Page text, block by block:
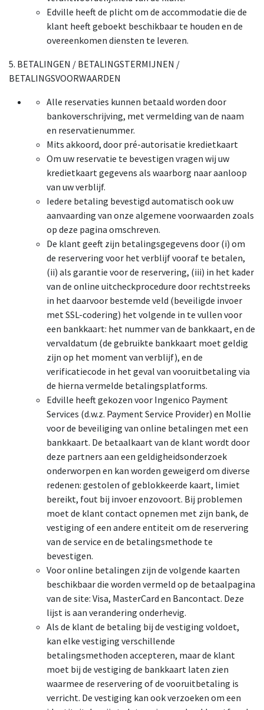
Edville heeft de plicht om de accommodatie die de
klant heeft geboekt beschikbaar te houden en de
overeenkomen diensten te leveren.
5. BETALINGEN / BETALINGSTERMIJNEN /
BETALINGSVOORWAARDEN
Alle reservaties kunnen betaald worden door
bankoverschrijving, met vermelding van de naam
en reservatienummer.
Mits akkoord, door pré-autorisatie kredietkaart
Om uw reservatie te bevestigen vragen wij uw
kredietkaart gegevens als waarborg naar aanloop
van uw verblijf.
Iedere betaling bevestigd automatisch ook uw
aanvaarding van onze algemene voorwaarden zoals
op deze pagina omschreven.
De klant geeft zijn betalingsgegevens door (i) om
de reservering voor het verblijf vooraf te betalen,
(ii) als garantie voor de reservering, (iii) in het kader
van de online uitcheckprocedure door rechtstreeks
in het daarvoor bestemde veld (beveiligde invoer
met SSL-codering) het volgende in te vullen voor
een bankkaart: het nummer van de bankkaart, en de
vervaldatum (de gebruikte bankkaart moet geldig
zijn op het moment van verblijf), en de
verificatiecode in het geval van vooruitbetaling via
de hierna vermelde betalingsplatforms.
Edville heeft gekozen voor Ingenico Payment
Services (d.w.z. Payment Service Provider) en Mollie
voor de beveiliging van online betalingen met een
bankkaart. De betaalkaart van de klant wordt door
deze partners aan een geldigheidsonderzoek
onderworpen en kan worden geweigerd om diverse
redenen: gestolen of geblokkeerde kaart, limiet
bereikt, fout bij invoer enzovoort. Bij problemen
moet de klant contact opnemen met zijn bank, de
vestiging of een andere entiteit om de reservering
van de service en de betalingsmethode te
bevestigen.
Voor online betalingen zijn de volgende kaarten
beschikbaar die worden vermeld op de betaalpagina
van de site: Visa, MasterCard en Bancontact. Deze
lijst is aan verandering onderhevig.
Als de klant de betaling bij de vestiging voldoet,
kan elke vestiging verschillende
betalingsmethoden accepteren, maar de klant
moet bij de vestiging de bankkaart laten zien
waarmee de reservering of de vooruitbetaling is
verricht. De vestiging kan ook verzoeken om een